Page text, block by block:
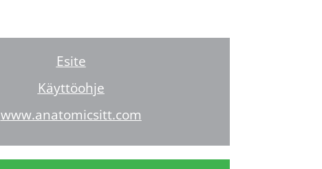
Esite
Käyttöohje
www.anatomicsitt.com